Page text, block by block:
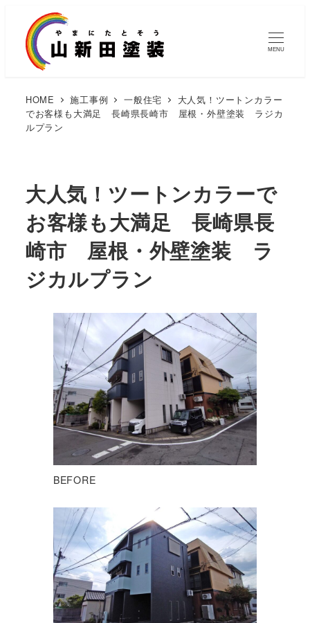
MENU
HOME 施工事例 一般住宅
大人気！ツートンカラー
でお客様も大満足 長崎県長崎市 屋根・外壁塗装 ラジカ
ルプラン
大人気！ツートンカラーで
お客様も大満足 長崎県長
崎市 屋根・外壁塗装 ラ
ジカルプラン
BEFORE